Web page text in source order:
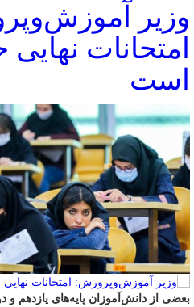
وزیر
امتحانات
است
بعضی از دانش‌آموزان پایه‌های یازدهم و